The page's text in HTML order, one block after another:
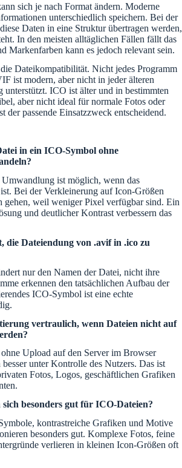
sich je nach Format ändern. Moderne
unterschiedlich speichern. Bei der
Daten in eine Struktur übertragen werden,
In den meisten alltäglichen Fällen fällt das
Markenfarben kann es jedoch relevant sein.
Dateikompatibilität. Nicht jedes Programm
ist modern, aber nicht in jeder älteren
ICO ist älter und in bestimmten
aber nicht ideal für normale Fotos oder
der passende Einsatzzweck entscheidend.
in ein ICO-Symbol ohne
ist möglich, wenn das
Bei der Verkleinerung auf Icon-Größen
gehen, weil weniger Pixel verfügbar sind. Ein
und deutlicher Kontrast verbessern das
die Dateiendung von .avif in .ico zu
nur den Namen der Datei, nicht ihre
erkennen den tatsächlichen Aufbau der
ICO-Symbol ist eine echte
vertraulich, wenn Dateien nicht auf
Upload auf den Server im Browser
unter Kontrolle des Nutzers. Das ist
Fotos, Logos, geschäftlichen Grafiken
besonders gut für ICO-Dateien?
kontrastreiche Grafiken und Motive
besonders gut. Komplexe Fotos, feine
verlieren in kleinen Icon-Größen oft